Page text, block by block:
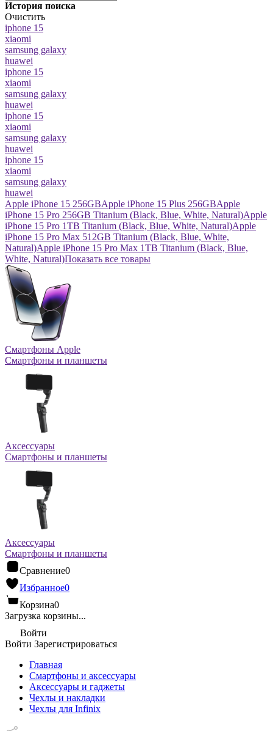
История поиска
Очистить
iphone 15
xiaomi
samsung galaxy
huawei
iphone 15
xiaomi
samsung galaxy
huawei
iphone 15
xiaomi
samsung galaxy
huawei
iphone 15
xiaomi
samsung galaxy
huawei
Apple iPhone 15 256GBApple iPhone 15 Plus 256GBApple
iPhone 15 Pro 256GB Titanium (Black, Blue, White, Natural)Apple
iPhone 15 Pro 1TB Titanium (Black, Blue, White, Natural)Apple
iPhone 15 Pro Max 512GB Titanium (Black, Blue, White,
Natural)Apple iPhone 15 Pro Max 1TB Titanium (Black, Blue,
White, Natural)Показать все товары
Смартфоны Apple
Смартфоны и планшеты
Аксессуары
Смартфоны и планшеты
Аксессуары
Смартфоны и планшеты
Сравнение0
Избранное0
Корзина0
Загрузка корзины...
Войти
Войти Зарегистрироваться
Главная
Смартфоны и аксессуары
Аксессуары и гаджеты
Чехлы и накладки
Чехлы для Infinix